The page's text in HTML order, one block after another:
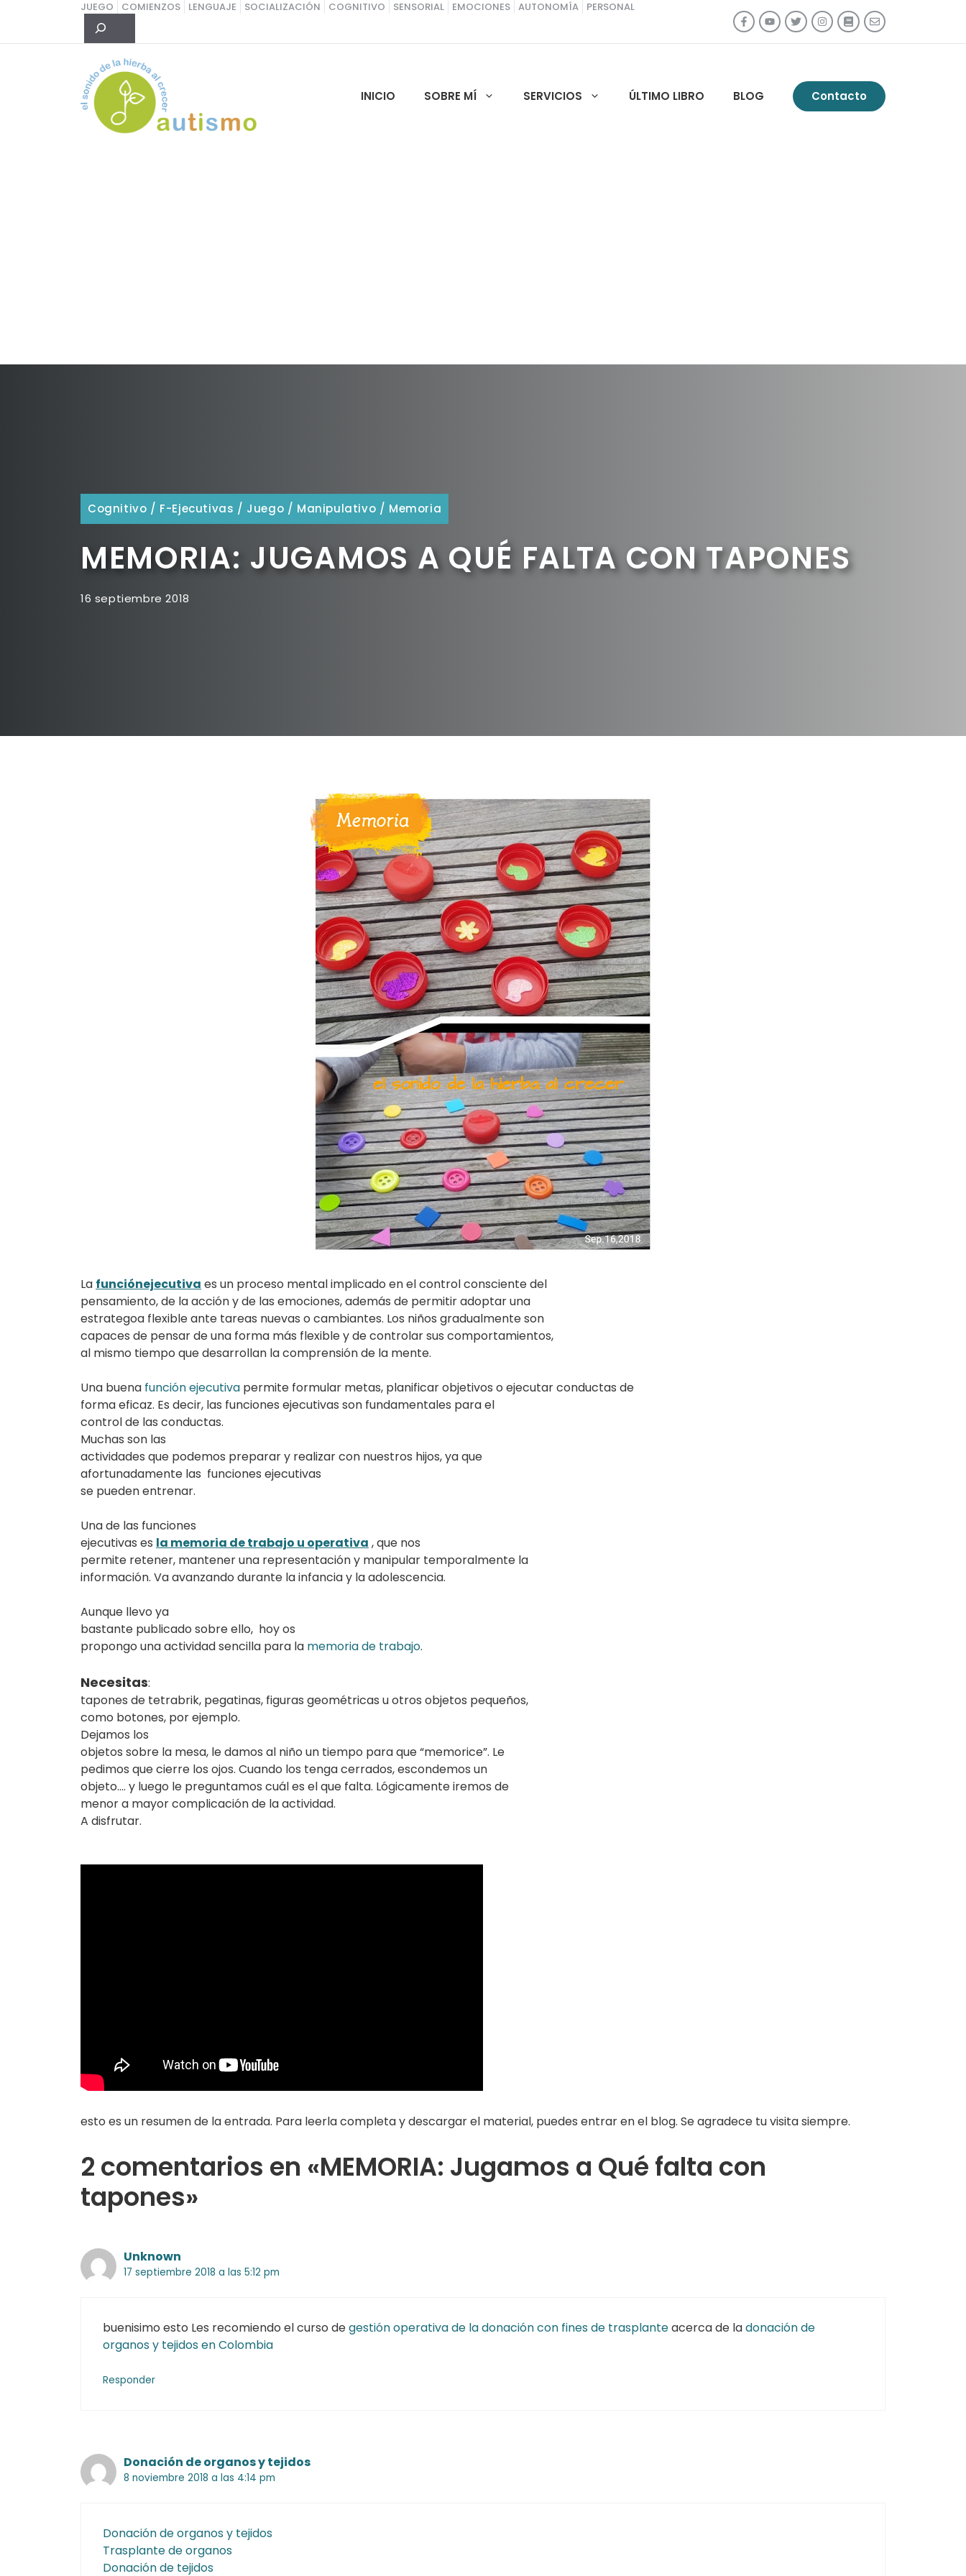
contenido
JUEGO COMIENZOS LENGUAJE SOCIALIZACIÓN COGNITIVO SENSORIAL EMOCIONES AUTONOMÍA PERSONAL
Buscar
INICIO SOBRE MÍ SERVICIOS ÚLTIMO LIBRO BLOG Contacto
Cognitivo / F-Ejecutivas / Juego / Manipulativo / Memoria
MEMORIA: JUGAMOS A QUÉ FALTA CON TAPONES
16 septiembre 2018
La funciónejecutiva es un proceso mental implicado en el control consciente del
pensamiento, de la acción y de las emociones, además de permitir adoptar una
estrategoa flexible ante tareas nuevas o cambiantes. Los niños gradualmente son
capaces de pensar de una forma más flexible y de controlar sus comportamientos,
al mismo tiempo que desarrollan la comprensión de la mente.
Una buena función ejecutiva permite formular metas, planificar objetivos o ejecutar conductas de
forma eficaz. Es decir, las funciones ejecutivas son fundamentales para el
control de las conductas.
Muchas son las
actividades que podemos preparar y realizar con nuestros hijos, ya que
afortunadamente las funciones ejecutivas
se pueden entrenar.
Una de las funciones
ejecutivas es la memoria de trabajo u operativa , que nos
permite retener, mantener una representación y manipular temporalmente la
información. Va avanzando durante la infancia y la adolescencia.
Aunque llevo ya
bastante publicado sobre ello, hoy os
propongo una actividad sencilla para la memoria de trabajo.
Necesitas:
tapones de tetrabrik, pegatinas, figuras geométricas u otros objetos pequeños,
como botones, por ejemplo.
Dejamos los
objetos sobre la mesa, le damos al niño un tiempo para que “memorice”. Le
pedimos que cierre los ojos. Cuando los tenga cerrados, escondemos un
objeto…. y luego le preguntamos cuál es el que falta. Lógicamente iremos de
menor a mayor complicación de la actividad.
A disfrutar.
esto es un resumen de la entrada. Para leerla completa y descargar el material, puedes entrar en el blog. Se agradece tu visita siempre.
2 comentarios en «MEMORIA: Jugamos a Qué falta con
tapones»
Unknown
17 septiembre 2018 a las 5:12 pm
buenisimo esto Les recomiendo el curso degestión operativa de la donación con fines de trasplanteacerca de ladonación de
organos y tejidos en Colombia
Responder
Donación de organos y tejidos
8 noviembre 2018 a las 4:14 pm
Donación de organos y tejidos
Trasplante de organos
Donación de tejidos